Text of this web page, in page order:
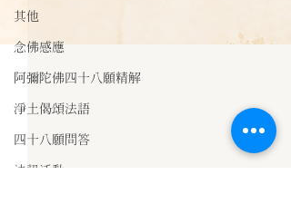
其他
念佛感應
阿彌陀佛四十八願精解
淨土偈頌法語
四十八願問答
法訊活動